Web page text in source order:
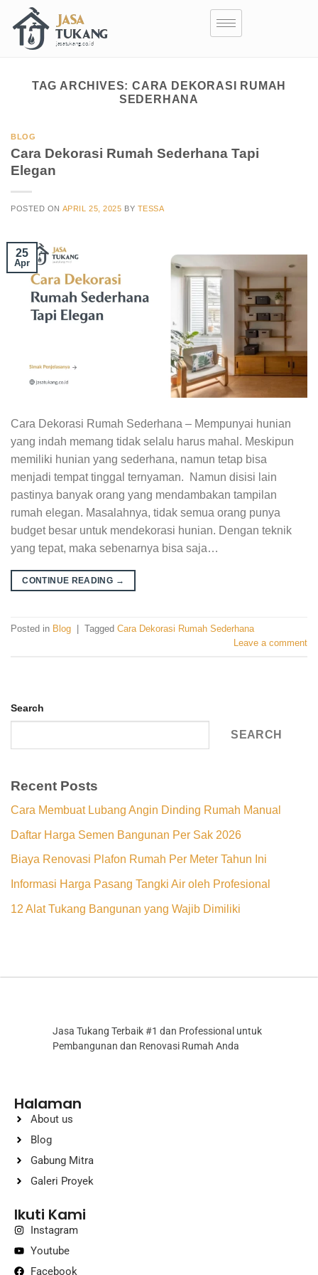
TAG ARCHIVES: CARA DEKORASI RUMAH
SEDERHANA
BLOG
Cara Dekorasi Rumah Sederhana Tapi
Elegan
POSTED ON APRIL 25, 2025 BY TESSA
25
Apr
Cara Dekorasi Rumah Sederhana – Mempunyai hunian
yang indah memang tidak selalu harus mahal. Meskipun
memiliki hunian yang sederhana, namun tetap bisa
menjadi tempat tinggal ternyaman. Namun disisi lain
pastinya banyak orang yang mendambakan tampilan
rumah elegan. Masalahnya, tidak semua orang punya
budget besar untuk mendekorasi hunian. Dengan teknik
yang tepat, maka sebenarnya bisa saja…
CONTINUE READING →
Posted in Blog Tagged Cara Dekorasi Rumah Sederhana
Leave a comment
Search
SEARCH
Recent Posts
Cara Membuat Lubang Angin Dinding Rumah Manual
Daftar Harga Semen Bangunan Per Sak 2026
Biaya Renovasi Plafon Rumah Per Meter Tahun Ini
Informasi Harga Pasang Tangki Air oleh Profesional
12 Alat Tukang Bangunan yang Wajib Dimiliki
Jasa Tukang Terbaik #1 dan Professional untuk
Pembangunan dan Renovasi Rumah Anda
Halaman
About us
Blog
Gabung Mitra
Galeri Proyek
Ikuti Kami
Instagram
Youtube
Facebook